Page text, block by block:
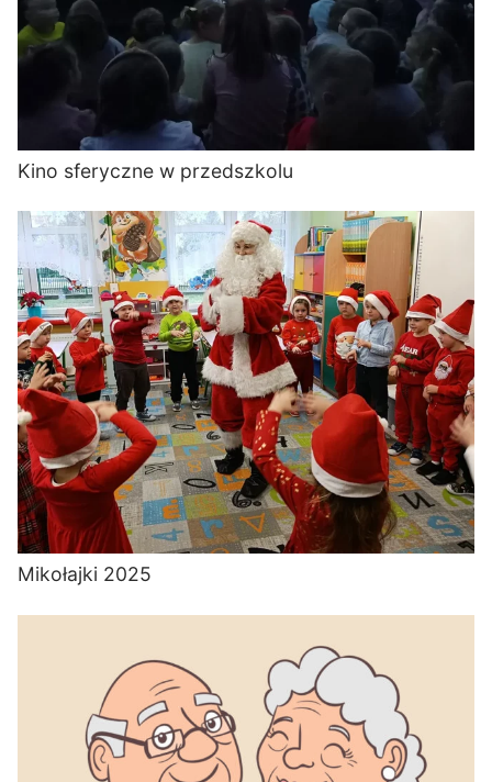
Kino sferyczne w przedszkolu
Mikołajki 2025